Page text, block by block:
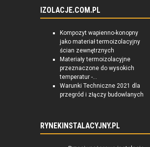
IZOLACJE.COM.PL
Kompozyt wapienno-konopny
jako materiał termoizolacyjny
ścian zewnętrznych
Materiały termoizolacyjne
przeznaczone do wysokich
temperatur -...
Warunki Techniczne 2021 dla
przegród i złączy budowlanych
RYNEKINSTALACYJNY.PL